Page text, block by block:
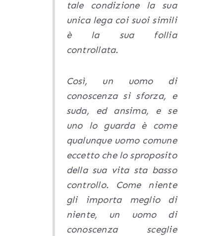
tale condizione la sua
unica lega coi suoi simili
è la sua follia
controllata.
Così, un uomo di
conoscenza si sforza, e
suda, ed ansima, e se
uno lo guarda è come
qualunque uomo comune
eccetto che lo sproposito
della sua vita sta basso
controllo. Come niente
gli importa meglio di
niente, un uomo di
conoscenza sceglie